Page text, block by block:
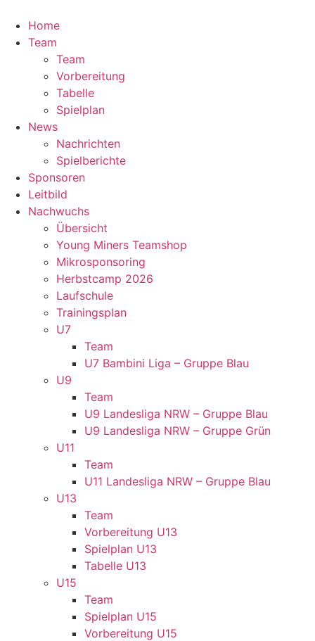
Inhalt
springen
Home
Team
Team
Vorbereitung
Tabelle
Spielplan
News
Nachrichten
Spielberichte
Sponsoren
Leitbild
Nachwuchs
Übersicht
Young Miners Teamshop
Mikrosponsoring
Herbstcamp 2026
Laufschule
Trainingsplan
U7
Team
U7 Bambini Liga – Gruppe Blau
U9
Team
U9 Landesliga NRW – Gruppe Blau
U9 Landesliga NRW – Gruppe Grün
U11
Team
U11 Landesliga NRW – Gruppe Blau
U13
Team
Vorbereitung U13
Spielplan U13
Tabelle U13
U15
Team
Spielplan U15
Vorbereitung U15